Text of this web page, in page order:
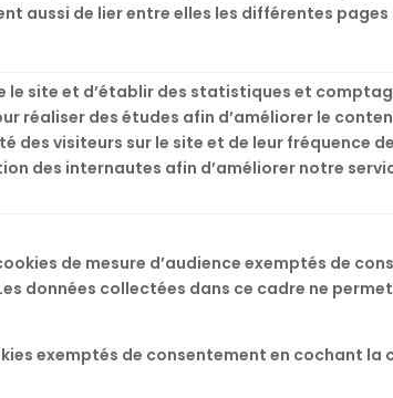
aussi de lier entre elles les différentes
le site et d’établir des statistiques et
réaliser des études afin d’améliorer le
des visiteurs sur le site et de leur fréquence
des internautes afin d’améliorer notre
de mesure d’audience exemptés de
données collectées dans ce cadre ne
exemptés de consentement en cochant la